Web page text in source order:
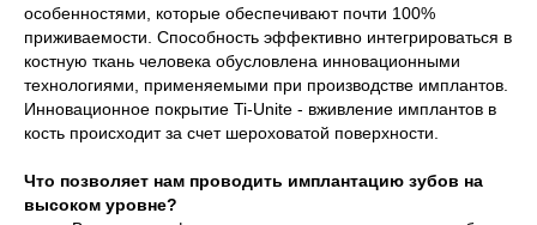
особенностями, которые обеспечивают почти 100%
приживаемости. Способность эффективно интегрироваться в
костную ткань человека обусловлена инновационными
технологиями, применяемыми при производстве имплантов.
Инновационное покрытие Ti-Unite - вживление имплантов в
кость происходит за счет шероховатой поверхности.
Что позволяет нам проводить имплантацию зубов на
высоком уровне?